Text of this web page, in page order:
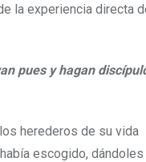
la experiencia directa
pues y hagan
herederos de su vida
escogido,